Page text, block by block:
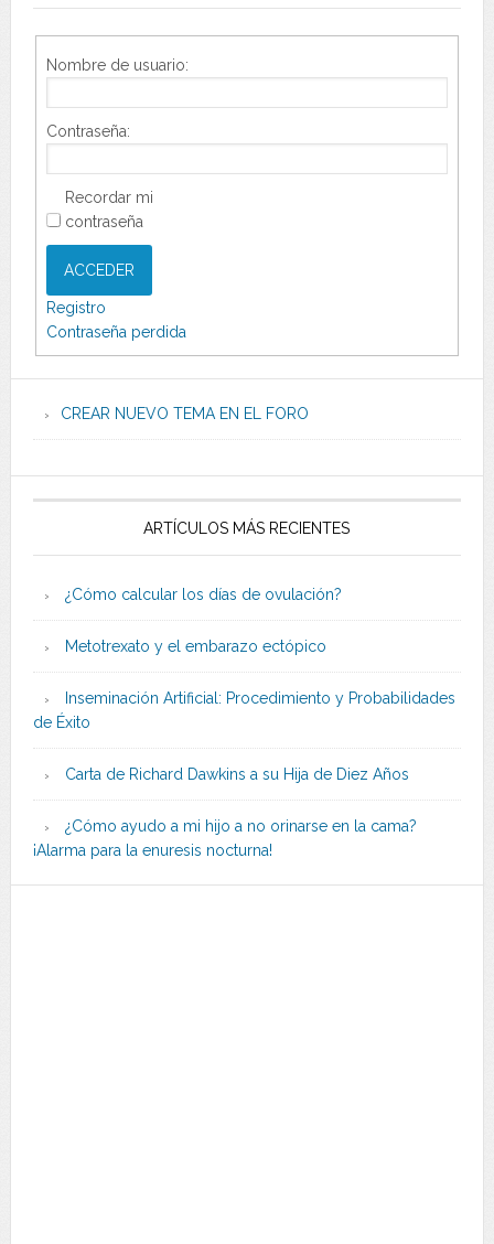
Nombre de usuario:
Contraseña:
Recordar mi
contraseña
ACCEDER
Registro
Contraseña perdida
CREAR NUEVO TEMA EN EL FORO
ARTÍCULOS MÁS RECIENTES
¿Cómo calcular los días de ovulación?
Metotrexato y el embarazo ectópico
Inseminación Artificial: Procedimiento y Probabilidades
de Éxito
Carta de Richard Dawkins a su Hija de Diez Años
¿Cómo ayudo a mi hijo a no orinarse en la cama?
¡Alarma para la enuresis nocturna!